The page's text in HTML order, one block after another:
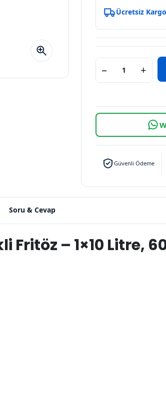
Ücretsiz Kargo
− +
Güvenli Ödeme
Soru & Cevap
Fritöz – 1×10 Litre,